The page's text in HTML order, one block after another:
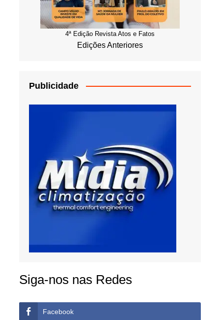
4ª Edição Revista Atos e Fatos
Edições Anteriores
Publicidade
Siga-nos nas Redes
Facebook